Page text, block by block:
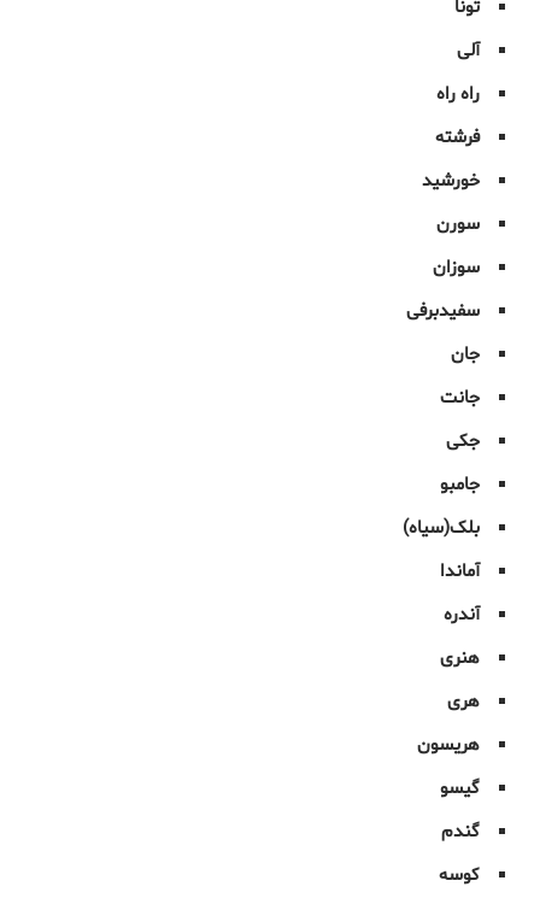
تونا
آلی
راه راه
فرشته
خورشید
سورن
سوزان
سفیدبرفی
جان
جانت
جکی
جامبو
بلک(سیاه)
آماندا
آندره
هنری
هری
هریسون
گیسو
گندم
کوسه